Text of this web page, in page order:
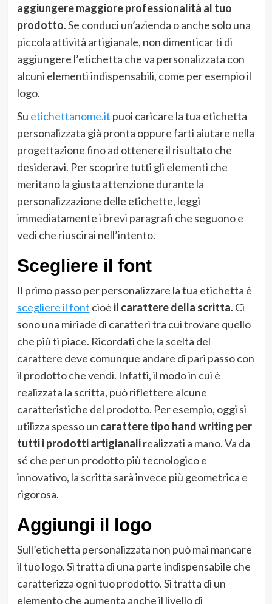
aggiungere maggiore professionalità al tuo
prodotto. Se conduci un’azienda o anche solo una
piccola attività artigianale, non dimenticar ti di
aggiungere l’etichetta che va personalizzata con
alcuni elementi indispensabili, come per esempio il
logo.
Su etichettanome.it puoi caricare la tua etichetta
personalizzata già pronta oppure farti aiutare nella
progettazione fino ad ottenere il risultato che
desideravi. Per scoprire tutti gli elementi che
meritano la giusta attenzione durante la
personalizzazione delle etichette, leggi
immediatamente i brevi paragrafi che seguono e
vedi che riuscirai nell’intento.
Scegliere il font
Il primo passo per personalizzare la tua etichetta è
scegliere il font cioè il carattere della scritta. Ci
sono una miriade di caratteri tra cui trovare quello
che più ti piace. Ricordati che la scelta del
carattere deve comunque andare di pari passo con
il prodotto che vendi. Infatti, il modo in cui è
realizzata la scritta, può riflettere alcune
caratteristiche del prodotto. Per esempio, oggi si
utilizza spesso un carattere tipo hand writing per
tutti i prodotti artigianalirealizzati a mano. Va da
sé che per un prodotto più tecnologico e
innovativo, la scritta sarà invece più geometrica e
rigorosa.
Aggiungi il logo
Sull’etichetta personalizzata non può mai mancare
il tuo logo. Si tratta di una parte indispensabile che
caratterizza ogni tuo prodotto. Si tratta di un
elemento che aumenta anche il livello di